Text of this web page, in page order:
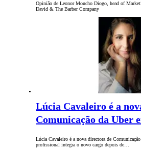
Opinião de Leonor Moucho Diogo, head of
David & The Barber Company
Lúcia Cavaleiro é a
Comunicação da Uber
Lúcia Cavaleiro é a nova directora de
profissional integra o novo cargo depois de…